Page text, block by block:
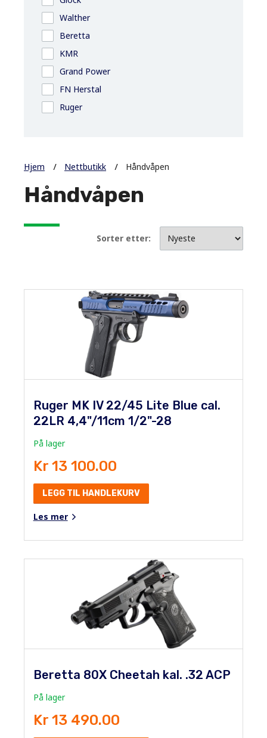
Walther
Beretta
KMR
Grand Power
FN Herstal
Ruger
Hjem Nettbutikk Håndvåpen
Håndvåpen
Sorter etter:
Ruger MK IV 22/45 Lite Blue cal.
22LR 4,4"/11cm 1/2"-28
På lager
Kr 13 100.00
LEGG TIL HANDLEKURV
Les mer
Beretta 80X Cheetah kal. .32 ACP
På lager
Kr 13 490.00